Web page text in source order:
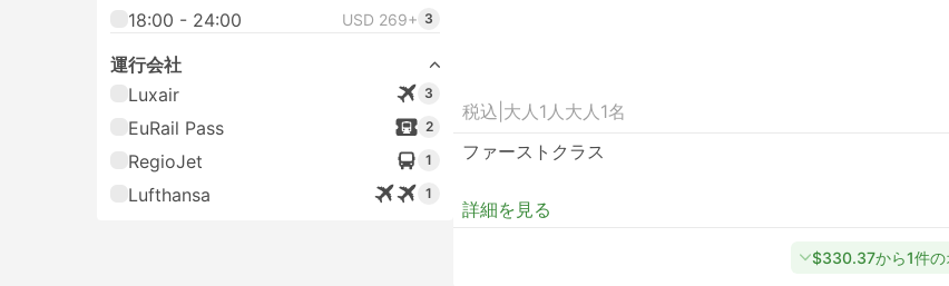
18:00 - 24:00 USD 269+ 3
運行会社
Luxair
3
EuRail Pass 2
RegioJet 1
Lufthansa 1
税込 大人1人 大人1名
ファーストクラス
詳細を見る
$330.37から1件の